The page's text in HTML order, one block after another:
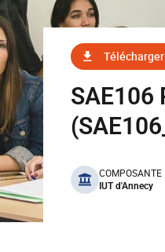
Télécharger
benefits
COMPOSANTE
IUT d'Annecy